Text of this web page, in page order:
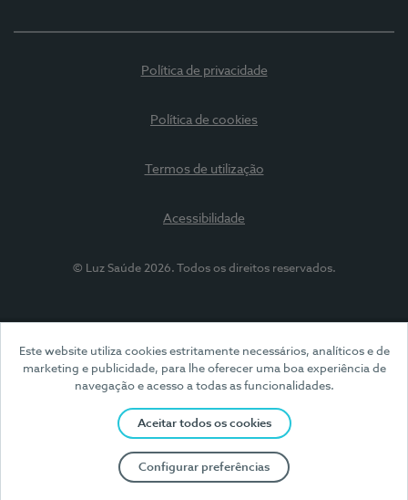
Este website utiliza cookies estritamente necessários, analíticos e de
marketing e publicidade, para lhe oferecer uma boa experiência de
navegação e acesso a todas as funcionalidades.
Aceitar todos os cookies
Configurar preferências
Política de privacidade
Política de cookies
Termos de utilização
Acessibilidade
© Luz Saúde 2026. Todos os direitos reservados.